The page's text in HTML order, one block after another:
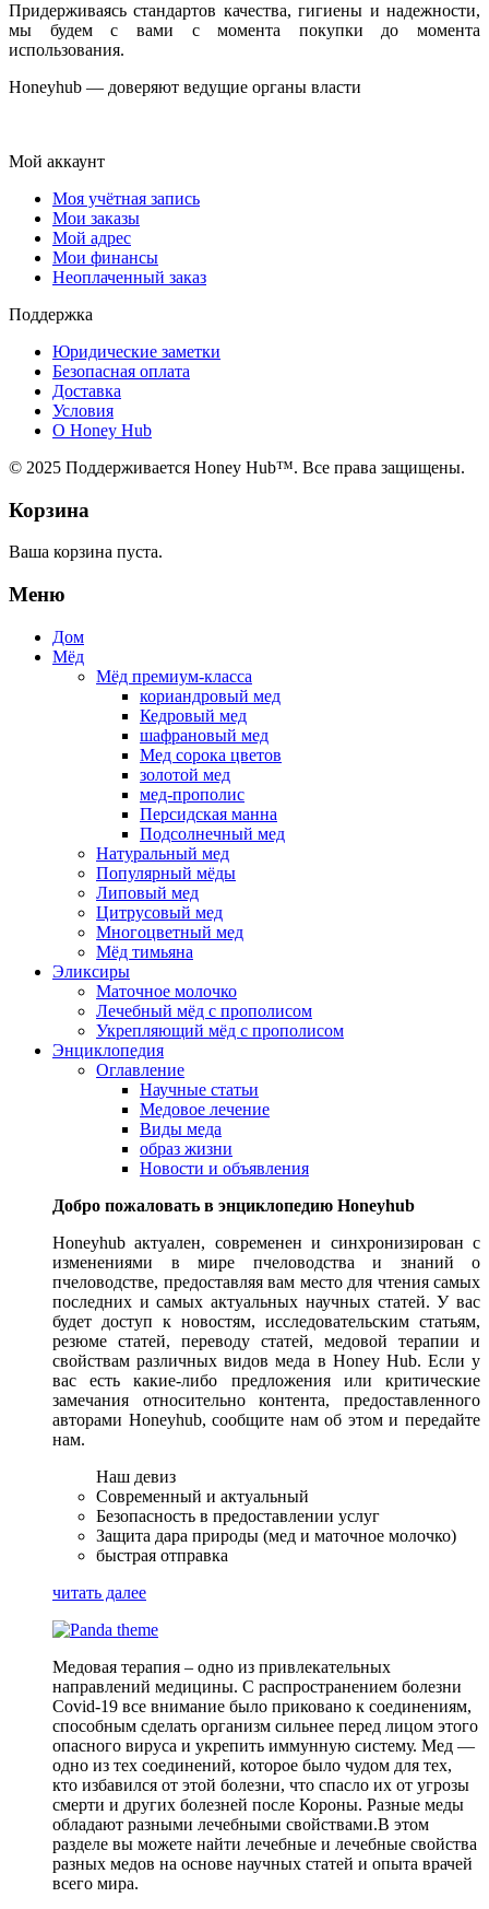
Придерживаясь стандартов качества, гигиены и надежности,
мы будем с вами с момента покупки до момента
использования.
Honeyhub — доверяют ведущие органы власти
Мой аккаунт
Моя учётная запись
Мои заказы
Мой адрес
Мои финансы
Неоплаченный заказ
Поддержка
Юридические заметки
Безопасная оплата
Доставка
Условия
О Honey Hub
© 2025 Поддерживается Honey Hub™. Все права защищены.
Корзина
Ваша корзина пуста.
Меню
Дом
Мёд
Мёд премиум-класса
кориандровый мед
Кедровый мед
шафрановый мед
Мед сорока цветов
золотой мед
мед-прополис
Персидская манна
Подсолнечный мед
Натуральный мед
Популярный мёды
Липовый мед
Цитрусовый мед
Многоцветный мед
Мёд тимьяна
Эликсиры
Маточное молочко
Лечебный мёд с прополисом
Укрепляющий мёд с прополисом
Энциклопедия
Оглавление
Научные статьи
Медовое лечение
Виды меда
образ жизни
Новости и объявления
Добро пожаловать в энциклопедию Honeyhub
Honeyhub актуален, современен и синхронизирован с
изменениями в мире пчеловодства и знаний о
пчеловодстве, предоставляя вам место для чтения самых
последних и самых актуальных научных статей. У вас
будет доступ к новостям, исследовательским статьям,
резюме статей, переводу статей, медовой терапии и
свойствам различных видов меда в Honey Hub. Если у
вас есть какие-либо предложения или критические
замечания относительно контента, предоставленного
авторами Honeyhub, сообщите нам об этом и передайте
нам.
Наш девиз
Современный и актуальный
Безопасность в предоставлении услуг
Защита дара природы (мед и маточное молочко)
быстрая отправка
читать далее
Медовая терапия – одно из привлекательных
направлений медицины. С распространением болезни
Covid-19 все внимание было приковано к соединениям,
способным сделать организм сильнее перед лицом этого
опасного вируса и укрепить иммунную систему. Мед —
одно из тех соединений, которое было чудом для тех,
кто избавился от этой болезни, что спасло их от угрозы
смерти и других болезней после Короны. Разные меды
обладают разными лечебными свойствами.В этом
разделе вы можете найти лечебные и лечебные свойства
разных медов на основе научных статей и опыта врачей
всего мира.